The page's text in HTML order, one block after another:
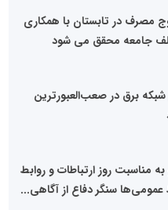
مصرف در تابستان با همکاری
جامعه محقق می شود
برق در صعب‌العبورترین
به مناسبت روز ارتباطات و روابط
عمومی‌ها سنگر دفاع از آگاهی...